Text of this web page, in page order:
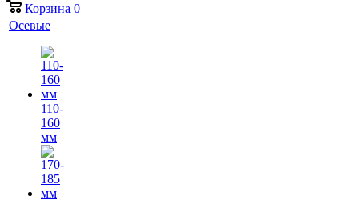
Корзина 0
Осевые
110-
160
мм